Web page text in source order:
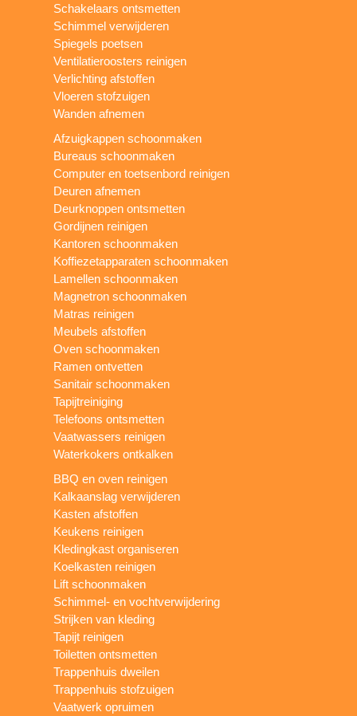
Schakelaars ontsmetten
Schimmel verwijderen
Spiegels poetsen
Ventilatieroosters reinigen
Verlichting afstoffen
Vloeren stofzuigen
Wanden afnemen
Afzuigkappen schoonmaken
Bureaus schoonmaken
Computer en toetsenbord reinigen
Deuren afnemen
Deurknoppen ontsmetten
Gordijnen reinigen
Kantoren schoonmaken
Koffiezetapparaten schoonmaken
Lamellen schoonmaken
Magnetron schoonmaken
Matras reinigen
Meubels afstoffen
Oven schoonmaken
Ramen ontvetten
Sanitair schoonmaken
Tapijtreiniging
Telefoons ontsmetten
Vaatwassers reinigen
Waterkokers ontkalken
BBQ en oven reinigen
Kalkaanslag verwijderen
Kasten afstoffen
Keukens reinigen
Kledingkast organiseren
Koelkasten reinigen
Lift schoonmaken
Schimmel- en vochtverwijdering
Strijken van kleding
Tapijt reinigen
Toiletten ontsmetten
Trappenhuis dweilen
Trappenhuis stofzuigen
Vaatwerk opruimen